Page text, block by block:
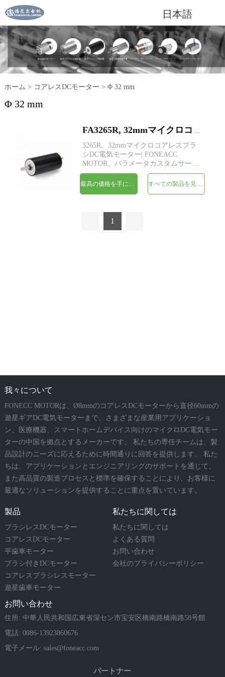
日本語
ホーム > コアレスDCモーター > Φ 32 mm
Φ 32 mm
3265R、32mmマイクロコアレスブラ
シDC電気モーター| FONEACC
MOTOR、パラメータカスタムサービ
スをご利用いただけます。
1
我々について
FONECC MOTORは、Ø8mmのコアレスDCモーターから直径60mmの
遊星ギアDC電気モーターまで、さまざまな産業用アプリケーショ
ン、医療機器、スマートホームデバイス向けのマイクロDC電気モー
ターの中国を拠点とするメーカーです。 私たちの専任チームは、製
品設計のニーズに応えるために時間通りに回答を提供します。 私た
ちは、アプリケーションとエンジニアリングのサポートを通じて、
また高品質の製造プロセスと標準を確保することにより、お客様に
最適なソリューションを提供することに重点を置いています。
製品
ブラシレスDCモーター
コアレスDCモーター
平歯車モーター
ブラシ付きDCモーター
コアレスブラシレスモーター
遊星歯車モーター
私たちに関しては
私たちに関しては
よくある質問
お問い合わせ
会社のプライバシーポリシー
お問い合わせ
住所: 中華人民共和国広東省深セン市宝安区橋南路橋南路58号館
電話: 0086-13923860676
電子メール: sales@foneacc.com
パートナー